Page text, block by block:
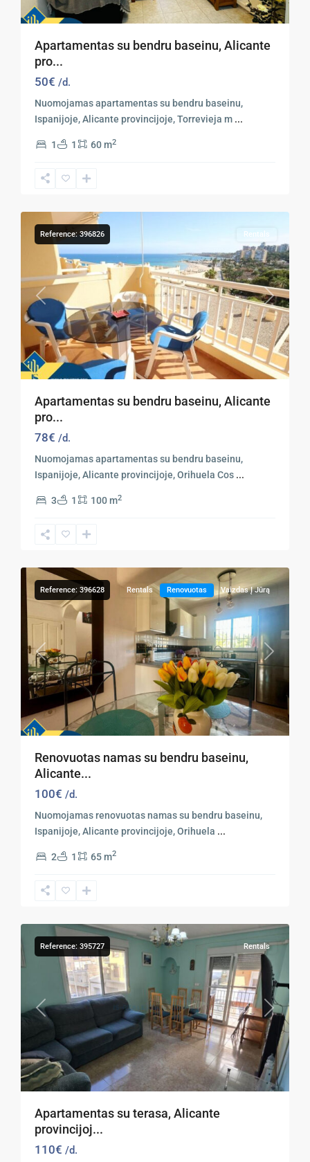
Apartamentas su bendru baseinu, Alicante
pro...
50€ /d.
Nuomojamas apartamentas su bendru baseinu,
Ispanijoje, Alicante provincijoje, Torrevieja m ...
1 1 60 m2
Orihuela
Previous Next
Reference: 396826 Rentals
Apartamentas su bendru baseinu, Alicante
pro...
78€ /d.
Nuomojamas apartamentas su bendru baseinu,
Ispanijoje, Alicante provincijoje, Orihuela Cos ...
3 1 100 m2
Orihuela
Previous Next
Reference: 396628 Rentals Renovuotas Vaizdas Į Jūrą
Renovuotas namas su bendru baseinu,
Alicante...
100€ /d.
Nuomojamas renovuotas namas su bendru baseinu,
Ispanijoje, Alicante provincijoje, Orihuela ...
2 1 65 m2
Previous Next
Reference: 395727 Rentals
Apartamentas su terasa, Alicante
provincijoj...
110€ /d.